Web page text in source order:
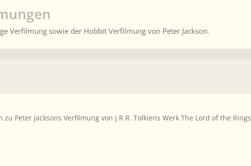
Verfilmung sowie der Hobbit Verfilmung von Peter Jackson.
Peter Jacksons Verfilmung von J.R.R. Tolkiens WerkThe Lord of the Rings